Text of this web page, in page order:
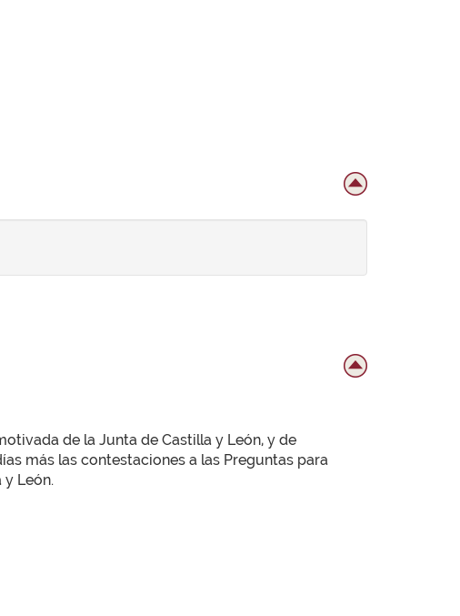
de la Junta de Castilla y León, y de
más las contestaciones a las Preguntas para
y León.